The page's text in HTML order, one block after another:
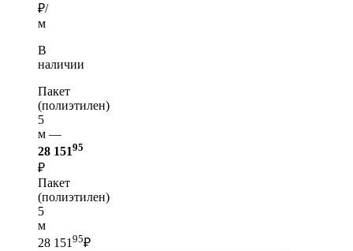
₽/
м
В
наличии
Пакет
(полиэтилен)
5
м —
28 15195
₽
Пакет
(полиэтилен)
5
м
28 15195₽